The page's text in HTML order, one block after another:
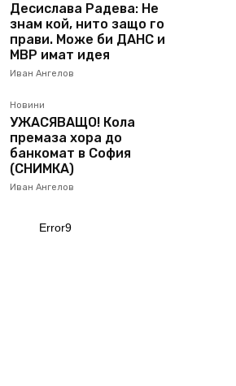
Десислава Радева: Не
знам кой, нито защо го
прави. Може би ДАНС и
МВР имат идея
Иван Ангелов
Новини
УЖАСЯВАЩО! Кола
премаза хора до
банкомат в София
(СНИМКА)
Иван Ангелов
Error9